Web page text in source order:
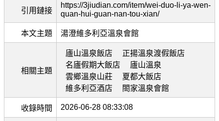
引用鏈接
https://3jiudian.com/item/wei-duo-li-ya-wen-
quan-hui-guan-nan-tou-xian/
本文主題 湯澄維多利亞溫泉會館
相關主題
廬山溫泉飯店
正揚溫泉渡假飯店
名廬假期大飯店
廬山溫泉
雲鄉溫泉山莊
夏都大飯店
維多利亞酒店
閤家溫泉會館
收錄時間 2026-06-28 08:33:08